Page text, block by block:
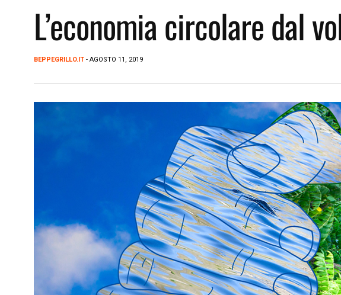
L’economia circolare dal
BEPPEGRILLO.IT - AGOSTO 11, 2019